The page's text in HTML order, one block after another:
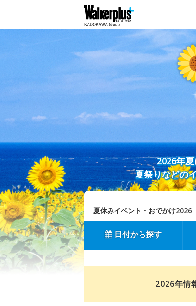
2026年
夏祭りなどの
夏休みイベント・おでかけ2026
日付から探す
2026年情